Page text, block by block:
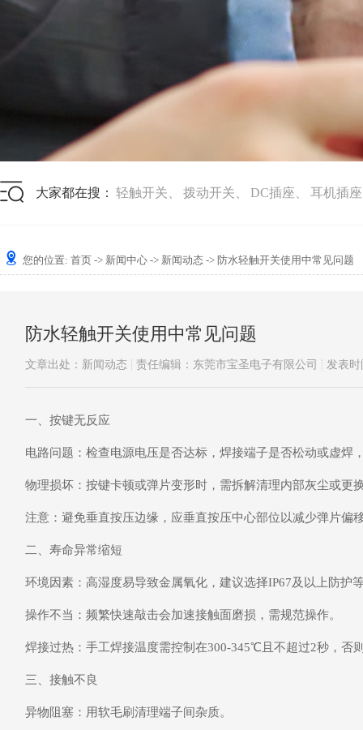
大家都在搜： 轻触开关 拨动开关 DC插座 耳机插座
您的位置: 首页 -> 新闻中心 -> 新闻动态 -> 防水轻触开关使用中常见问题
防水轻触开关使用中常见问题
文章出处：新闻动态 责任编辑：东莞市宝圣电子有限公司 发表时
一、按键无反应
电路问题‌：检查电源电压是否达标，焊接端子是否松动或虚焊
物理损坏‌：按键卡顿或弹片变形时，需拆解清理内部灰尘或更
注意：避免垂直按压边缘，应垂直按压中心部位以减少弹片偏
二、寿命异常缩短
环境因素‌：高湿度易导致金属氧化，建议选择IP67及以上防护
操作不当‌：频繁快速敲击会加速接触面磨损，需规范操作。
焊接过热‌：手工焊接温度需控制在300-345℃且不超过2秒，否
三、接触不良
异物阻塞‌：用软毛刷清理端子间杂质。